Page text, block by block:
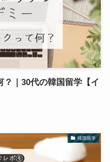
｜30代の韓国留学【イ
韓国留学